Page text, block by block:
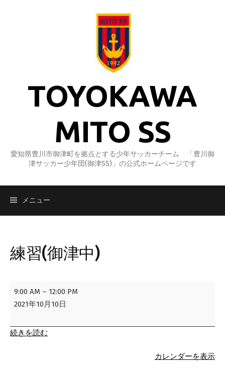
TOYOKAWA
MITO SS
愛知県豊川市御津町を拠点とする少年サッカーチーム 「豊川御
津サッカー少年団(御津SS)」の公式ホームページです
メニュー
練習(御津中)
練
習
津
中)
9:00 AM – 12:00 PM
2021年10月10日
続きを読む
カレンダーを表示